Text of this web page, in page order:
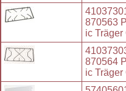
870563
ic Träger
870564
ic Träger